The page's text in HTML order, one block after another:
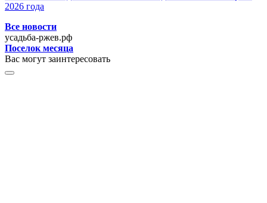
2026 года
Все новости
усадьба-ржев.рф
Поселок месяца
Вас могут заинтересовать